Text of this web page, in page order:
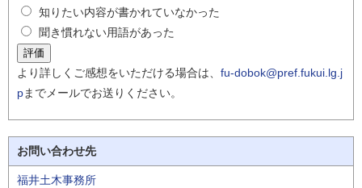
知りたい内容が書かれていなかった
聞き慣れない用語があった
より詳しくご感想をいただける場合は、 fu-dobok@pref.fukui.lg.j
pまでメールでお送りください。
お問い合わせ先
福井土木事務所